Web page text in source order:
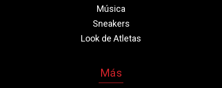
Música
Sneakers
Look de Atletas
Más